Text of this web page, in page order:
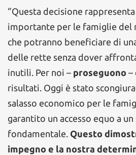
“Questa decisione
importante per le famiglie
che potranno beneficiare di
delle rette senza dover
inutili. Per noi – proseguono –
risultati. Oggi è stato
salasso economico per le
garantito un accesso equo a
fondamentale. Questo
impegno e la nostra